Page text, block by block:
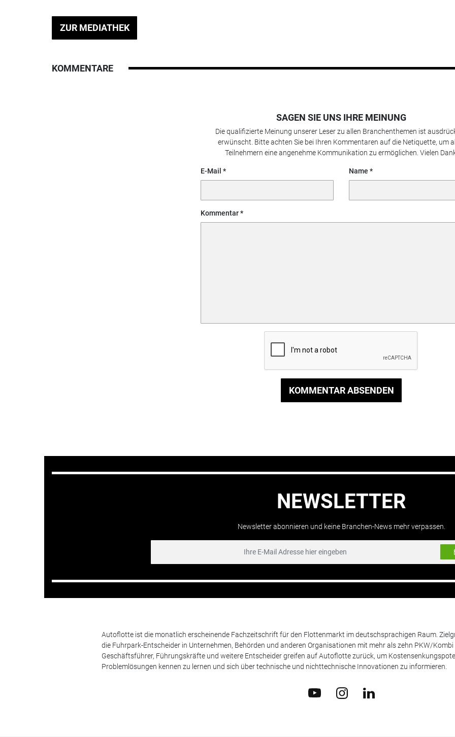
ZUR MEDIATHEK
KOMMENTARE
SAGEN SIE UNS IHRE MEINUNG
Die qualifizierte Meinung unserer Leser zu allen Branchenthemen ist
erwünscht. Bitte achten Sie bei Ihren Kommentaren auf die Netiquette, um
Teilnehmern eine angenehme Kommunikation zu ermöglichen. Vielen
E-Mail Name
Kommentar
KOMMENTAR ABSENDEN
NEWSLETTER
Newsletter abonnieren und keine Branchen-News mehr verpassen.
Autoflotte ist die monatlich erscheinende Fachzeitschrift für den Flottenmarkt im deutschsprachigen Raum.
die Fuhrpark-Entscheider in Unternehmen, Behörden und anderen Organisationen mit mehr als zehn PKW/
Geschäftsführer, Führungskräfte und weitere Entscheider greifen auf Autoflotte zurück, um
Problemlösungen kennen zu lernen und sich über technische und nichttechnische Innovationen zu informieren.